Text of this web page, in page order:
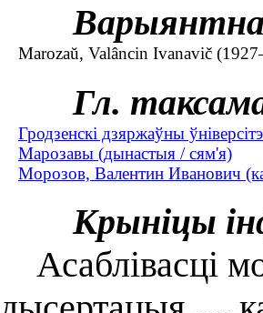
Marozaŭ, Valâncin Ivanavič
Гл.
Гродзенскі дзяржаўны
Марозавы (дынастыя / сям'я)
Морозов, Валентин Иванович
Крыніцы
Асаблівасці